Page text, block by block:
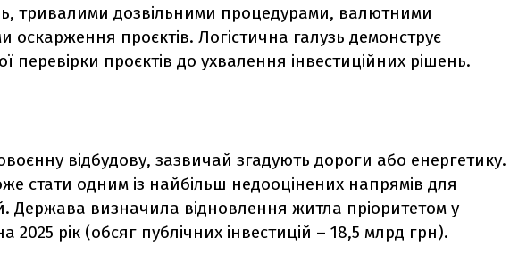
тривалими дозвільними процедурами, валютними
оскарження проєктів. Логістична галузь демонструє
перевірки проєктів до ухвалення інвестиційних рішень.
відбудову, зазвичай згадують дороги або енергетику.
стати одним із найбільш недооцінених напрямів для
Держава визначила відновлення житла пріоритетом у
2025 рік (обсяг публічних інвестицій – 18,5 млрд грн).